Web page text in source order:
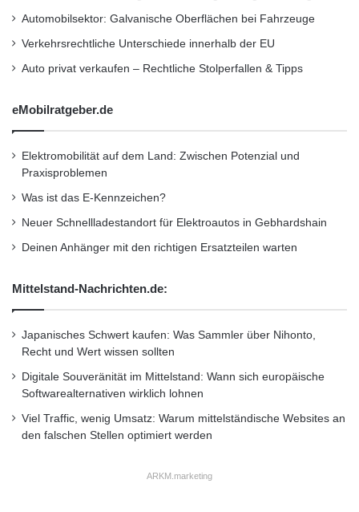
Das Licht der Öffentlichkeit erblickte der
Supersportler bei der Tokyo Motorshow im
Oktober 2015. Aber Mitte 2016 soll er bei den
Quelle: dmd
Elektromotoren New Sport Experience
Tokyo Motorshow
V6-Mittelmotor mit Twin-Turboladern
o
s
e
Automobilsektor: Galvanische Oberflächen bei Fahrzeuge
Verkehrsrechtliche Unterschiede innerhalb der EU
Auto privat verkaufen – Rechtliche Stolperfallen & Tipps
eMobilratgeber.de
Elektromobilität auf dem Land: Zwischen Potenzial und
Praxisproblemen
Was ist das E-Kennzeichen?
Neuer Schnellladestandort für Elektroautos in Gebhardshain
Deinen Anhänger mit den richtigen Ersatzteilen warten
Mittelstand-Nachrichten.de:
Japanisches Schwert kaufen: Was Sammler über Nihonto,
Recht und Wert wissen sollten
Digitale Souveränität im Mittelstand: Wann sich europäische
Softwarealternativen wirklich lohnen
Viel Traffic, wenig Umsatz: Warum mittelständische Websites an
den falschen Stellen optimiert werden
ARKM.marketing